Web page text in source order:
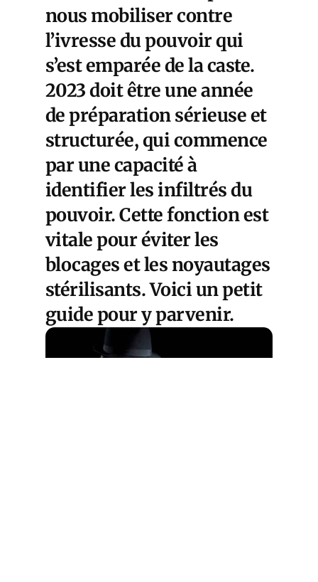
nous mobiliser contre
l’ivresse du pouvoir qui
s’est emparée de la caste.
2023 doit être une année
de préparation sérieuse et
structurée, qui commence
par une capacité à
identifier les infiltrés du
pouvoir. Cette fonction est
vitale pour éviter les
blocages et les noyautages
stérilisants. Voici un petit
guide pour y parvenir.